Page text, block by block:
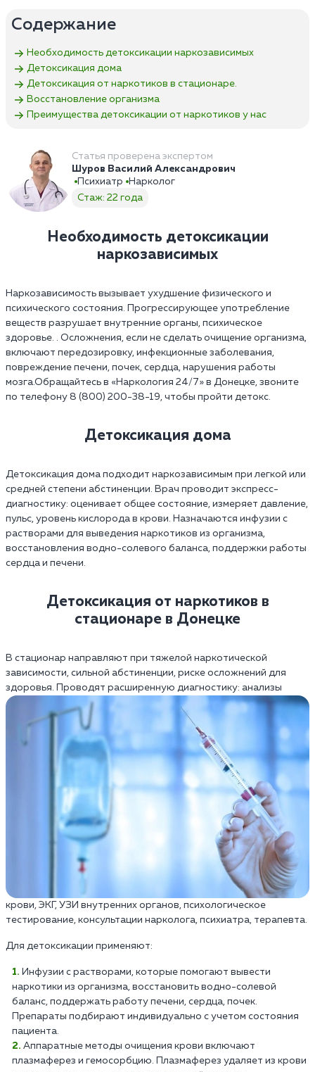
Содержание
Необходимость детоксикации наркозависимых
Детоксикация дома
Детоксикация от наркотиков в стационаре.
Восстановление организма
Преимущества детоксикации от наркотиков у нас
Статья проверена экспертом
Шуров Василий Александрович
Психиатр
Нарколог
Стаж: 22 года
Необходимость детоксикации
наркозависимых
Наркозависимость вызывает ухудшение физического и
психического состояния. Прогрессирующее употребление
веществ разрушает внутренние органы, психическое
здоровье. . Осложнения, если не сделать очищение организма,
включают передозировку, инфекционные заболевания,
повреждение печени, почек, сердца, нарушения работы
мозга.Обращайтесь в «Наркология 24/7» в Донецке, звоните
по телефону 8 (800) 200-38-19, чтобы пройти детокс.
Детоксикация дома
Детоксикация дома подходит наркозависимым при легкой или
средней степени абстиненции. Врач проводит экспресс-
диагностику: оценивает общее состояние, измеряет давление,
пульс, уровень кислорода в крови. Назначаются инфузии с
растворами для выведения наркотиков из организма,
восстановления водно-солевого баланса, поддержки работы
сердца и печени.
Детоксикация от наркотиков в
стационаре в Донецке
В стационар направляют при тяжелой наркотической
зависимости, сильной абстиненции, риске осложнений для
здоровья. Проводят расширенную диагностику: анализы
крови, ЭКГ, УЗИ внутренних органов, психологическое
тестирование, консультации нарколога, психиатра, терапевта.
Для детоксикации применяют:
Инфузии с растворами, которые помогают вывести
наркотики из организма, восстановить водно-солевой
баланс, поддержать работу печени, сердца, почек.
Препараты подбирают индивидуально с учетом состояния
пациента.
Аппаратные методы очищения крови включают
плазмаферез и гемосорбцию. Плазмаферез удаляет из крови